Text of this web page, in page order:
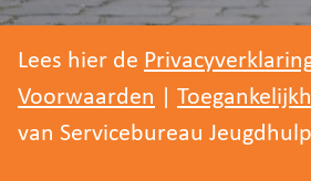
Lees hier de
Voorwaarden
van Servicebureau